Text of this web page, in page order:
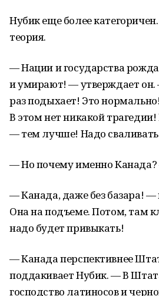
Нубик еще более
теория.
— Нации и государства
и умирают! — утверждает он.
раз подыхает! Это
В этом нет никакой
— тем лучше! Надо сваливать
— Но почему именно
— Канада, даже без базара! —
Она на подъеме. Потом, там
надо будет привыкать!
— Канада перспективнее
поддакивает Нубик. — В
господство латиносов и